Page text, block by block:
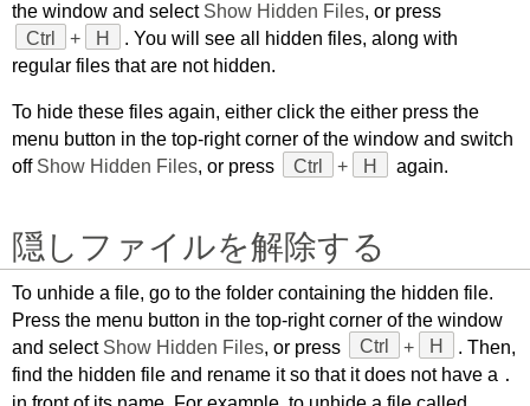
the window and select Show Hidden Files, or press
Ctrl
+ H
. You will see all hidden files, along with
regular files that are not hidden.
To hide these files again, either click the either press the
menu button in the top-right corner of the window and switch
off Show Hidden Files, or press Ctrl + H again.
隠しファイルを解除する
To unhide a file, go to the folder containing the hidden file.
Press the menu button in the top-right corner of the window
and select Show Hidden Files, or press Ctrl + H
. Then,
find the hidden file and rename it so that it does not have a .